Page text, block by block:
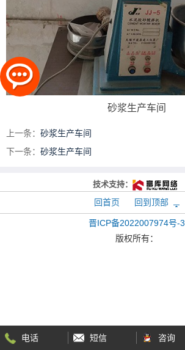
砂浆生产车间
上一条： 砂浆生产车间
下一条： 砂浆生产车间
技术支持：
回首页 回到顶部
晋ICP备2022007974号-3
版权所有：
电话 短信 咨询